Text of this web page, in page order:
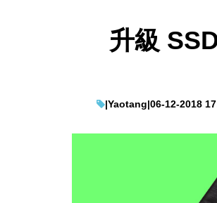
升級
|Yaotang|06-12-2018